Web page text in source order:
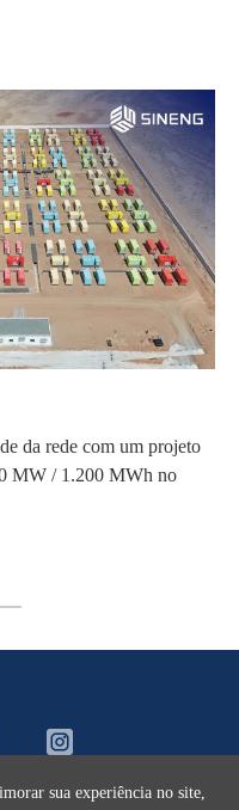
sua experiência no site,
Sineng Electric fornecerá
Parque Solar Benban de